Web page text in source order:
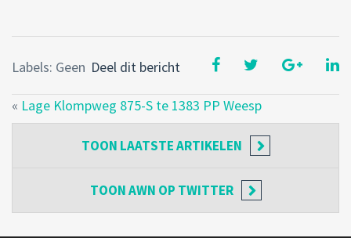
Deel dit bericht
Labels: Geen
« Lage Klompweg 875-S te 1383 PP Weesp
TOON LAATSTE ARTIKELEN
TOONAWN OP TWITTER